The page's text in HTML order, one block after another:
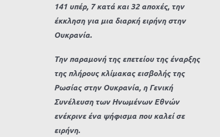
141 υπέρ, 7 κατά και 32 αποχές, την
έκκληση για μια διαρκή ειρήνη στην
Ουκρανία.
Την παραμονή της επετείου της έναρξης
της πλήρους κλίμακας εισβολής της
Ρωσίας στην Ουκρανία, η Γενική
Συνέλευση των Ηνωμένων Εθνών
ενέκρινε ένα ψήφισμα που καλεί σε
ειρήνη.